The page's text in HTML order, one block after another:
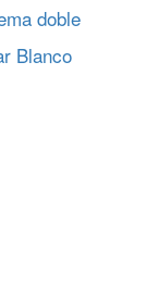
doble
Blanco